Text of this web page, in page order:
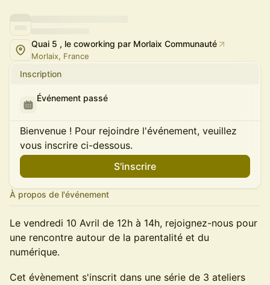
Quai 5 , le coworking par Morlaix Communauté
Morlaix, France
Inscription
Événement passé
Bienvenue ! Pour rejoindre l'événement, veuillez
vous inscrire ci-dessous.
S'inscrire
À propos de l'événement
Le vendredi 10 Avril de 12h à 14h, rejoignez-nous pour
une rencontre autour de la parentalité et du
numérique.
Cet évènement s'inscrit dans une série de 3 ateliers